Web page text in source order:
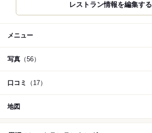
レストラン情報を編集する
メニュー
写真 （56）
口コミ （17）
地図